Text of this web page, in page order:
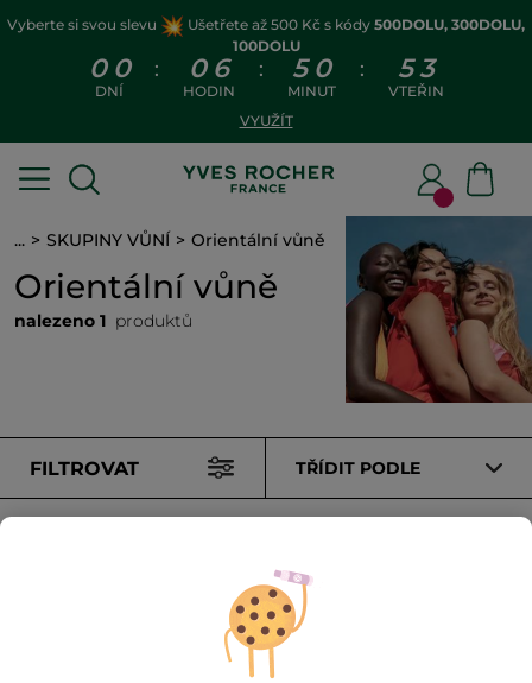
Vyberte si svou slevu Ušetřete až 500 Kč s kódy 500DOLU, 300DOLU,
100DOLU
0 0
DNÍ
: 0 6
HODIN
: 5 0
MINUT
: 5 3
VTEŘIN
VYUŽÍT
... SKUPINY VŮNÍ Orientální vůně
Orientální vůně
nalezeno 1 produktů
FILTROVAT TŘÍDIT PODLE